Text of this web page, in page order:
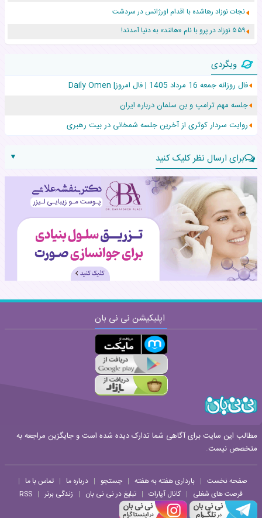
نجات نوزاد رهاشده با اقدام اورژانس در سردشت
۵۵۹ نوزاد در پرو با نام «هالند» به دنیا آمدند!
افزایش قد این دختر، چند میلیون دلار برای پدرش خرج داشته
حرکت غیرقانونی یک پرستار، جان دوقلوها را نجات داد!
عجیب‌ترین تولد در ۵/۵/۵ امسال که همه را شوکه کرد!
وبگردی
فال روزانه جمعه 16 مرداد 1405 | فال امروز| Daily Omen
جلسه مهم ترامپ و بن سلمان درباره ایران
روایت سردار کوثری از آخرین جلسه شمخانی در بیت رهبری
برای ارسال نظر کلیک کنید
▼
نام:
نظر:
اپلیکیشن نی نی بان
مطالب این سایت برای آگاهی شما تدارک دیده شده است و جایگزین مراجعه به
متخصص نیست.
صفحه نخست | بارداری هفته به هفته | جستجو | درباره ما | تماس با ما |
فرصت های شغلی | کانال آپارات | تبلیغ در نی نی بان | زندگی برتر |
RSS